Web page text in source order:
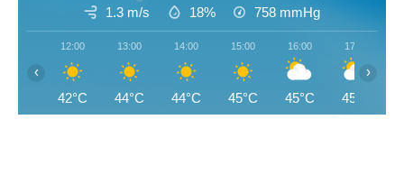
1.3 m/s 18% 758 mmHg
12:00
42°C
13:00
44°C
14:00
44°C
15:00
45°C
16:00
45°C
17:00
45°C
‹ ›